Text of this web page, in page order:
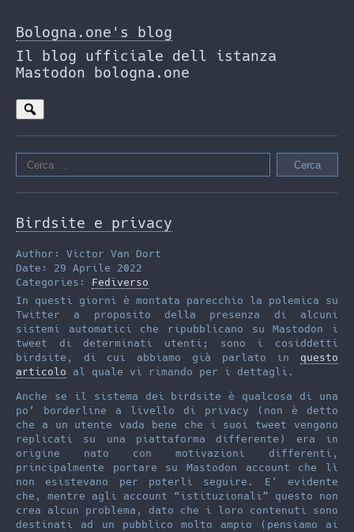
to
the
content
Bologna.one's blog
Il blog ufficiale dell istanza
Mastodon bologna.one
Ricerca
per:
Birdsite e privacy
Author: Victor Van Dort
Date: 29 Aprile 2022
Categories: Fediverso
In questi giorni è montata parecchio la polemica su
Twitter a proposito della presenza di alcuni
sistemi automatici che ripubblicano su Mastodon i
tweet di determinati utenti; sono i cosiddetti
birdsite, di cui abbiamo già parlato in questo
articolo al quale vi rimando per i dettagli.
Anche se il sistema dei birdsite è qualcosa di una
po’ borderline a livello di privacy (non è detto
che a un utente vada bene che i suoi tweet vengano
replicati su una piattaforma differente) era in
origine nato con motivazioni differenti,
principalmente portare su Mastodon account che lì
non esistevano per poterli seguire. E’ evidente
che, mentre agli account “istituzionali” questo non
crea alcun problema, dato che i loro contenuti sono
destinati ad un pubblico molto ampio (pensiamo ai